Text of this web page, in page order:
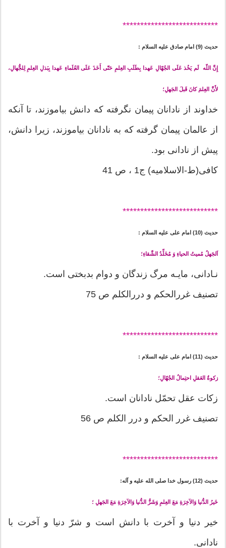
********************
*******
حدیث (9) امام صادق عليه السلام :
إِنَّ اللّه لَم يَخُذ عَلَى الجُهّالِ عَهدا بِطَلَبِ العِلمِ حَتّى أَخَذَ عَلَى العُلَماءِ عَهدا بِبَذلِ العِلمِ لِلجُّهالِ،
لأَنَّ العِلمَ كانَ قَبلَ الجَهلِ؛
خداوند از نادانان پيمان نگرفته كه دانش بياموزند، تا آنكه
از عالمان پيمان گرفته كه به نادانان بياموزند، زيرا دانش،
پيش از نادانى بود.
کافی(ط-الاسلامیه) ج1 ، ص 41
********************
*******
حدیث (10) امام على عليه السلام :
اَلجَهلُ مُميتُ الحياءِ وَ مُخَلِّدُ الشَّقاءِ؛
نـادانى، مايـه مرگ زندگان و دوام بدبختى است.
تصنیف غررالحكم و دررالکلم ص 75
********************
*******
حدیث (11) امام على عليه السلام :
زكوةُ العَقلِ احتِمالُ الجُهّالِ؛
زكات عقل تحمّل نادانان است.
تصنیف غرر الحکم و درر الکلم ص 56
********************
*******
حدیث (12) رسول خدا صلی الله علیه و آله:
خَيرُ الدُّنيا وَالآخِرَةِ مَعَ العِلمِ وَشَرُّ الدُّنيا وَالآخِرَةِ مَعَ الجَهلِ ؛
خير دنيا و آخرت با دانش است و شرّ دنيا و آخرت با
نادانى.